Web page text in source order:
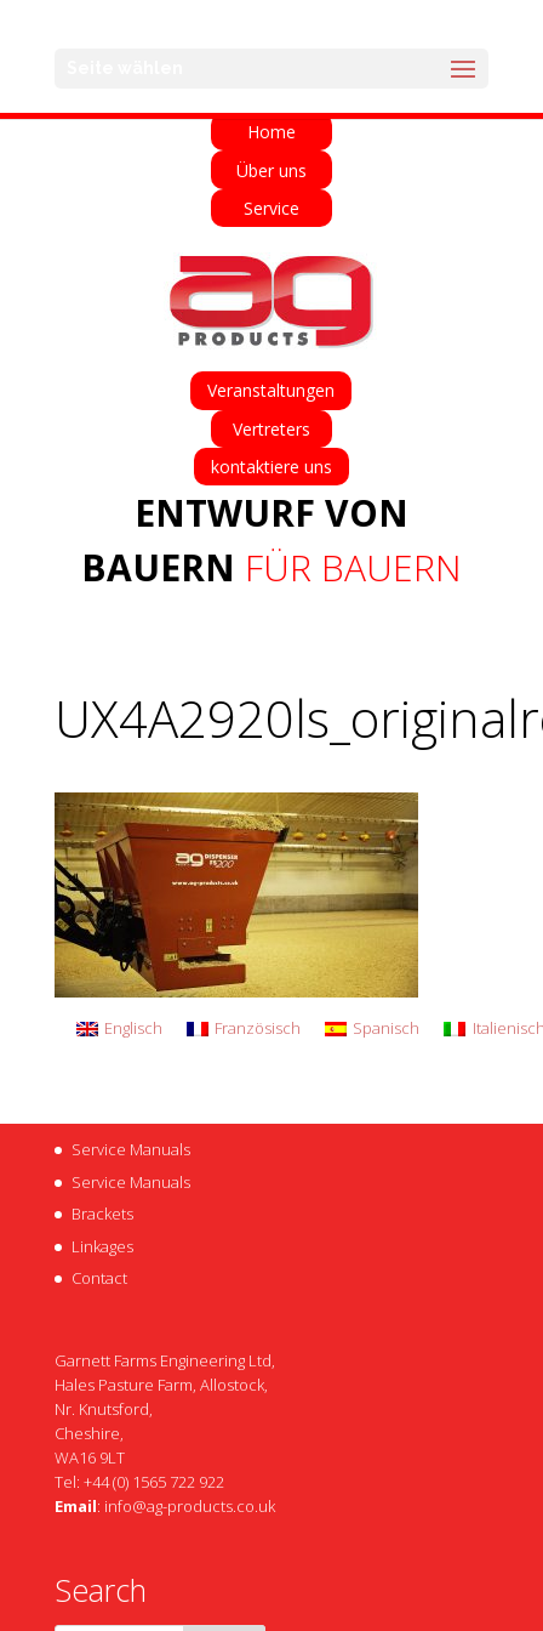
Home
Über uns
Service
Veranstaltungen
Vertreters
kontaktiere uns
ENTWURF VON
BAUERN FÜR BAUERN
Englisch Französisch Spanisch
Service Manuals
Service Manuals
Brackets
Linkages
Contact
Garnett Farms Engineering Ltd,
Hales Pasture Farm, Allostock,
Nr. Knutsford,
Cheshire,
WA16 9LT
Tel: +44 (0) 1565 722 922
Email: info@ag-products.co.uk
Search